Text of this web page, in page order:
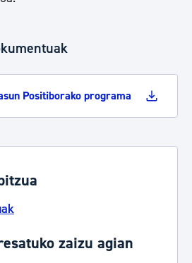
Positiborako programa
zaizu agian